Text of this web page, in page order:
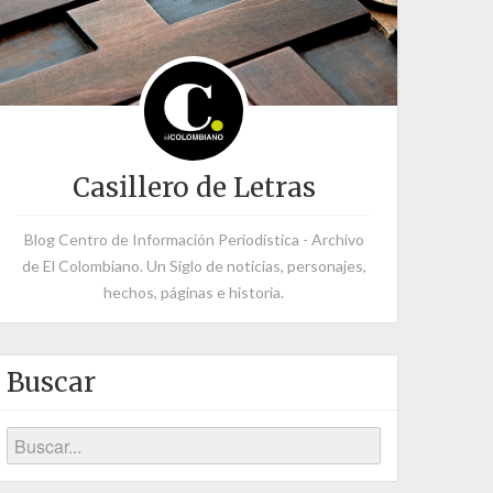
Casillero de Letras
Blog Centro de Información Periodística - Archivo
de El Colombiano. Un Siglo de noticias, personajes,
hechos, páginas e historia.
Buscar